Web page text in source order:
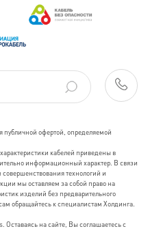
публичной офертой, определяемой
кабелей приведены в
информационный характер. В связи
технологий и
мы оставляем за собой право на
изделий без предварительного
обращайтесь к специалистам Холдинга.
на сайте, Вы соглашаетесь с